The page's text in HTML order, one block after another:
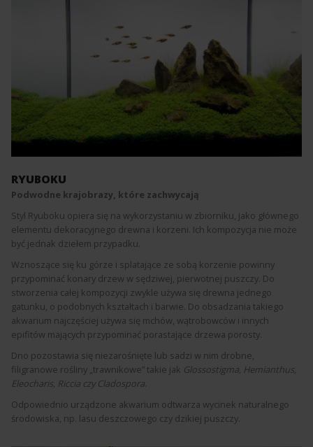
RYUBOKU
Podwodne krajobrazy, które zachwycają
Styl Ryuboku opiera się na wykorzystaniu w zbiorniku, jako głównego
elementu dekoracyjnego drewna i korzeni. Ich kompozycja nie może
być jednak dziełem przypadku.
Wznoszące się ku górze i splatające ze sobą korzenie powinny
przypominać konary drzew w sędziwej, pierwotnej puszczy. Do
stworzenia całej kompozycji zwykle używa się drewna jednego
gatunku, o podobnych kształtach i barwie. Do obsadzania takiego
akwarium najczęściej używa się mchów, wątrobowców i innych
epifitów mających przypominać porastające drzewa porosty.
Dno pozostawia się niezarośnięte lub sadzi w nim drobne,
filigranowe rośliny „trawnikowe” takie jak Glossostigma, Hemianthus,
Eleocharis, Riccia czy Cladospora.
Odpowiednio urządzone akwarium odtwarza wycinek naturalnego
środowiska, np. lasu deszczowego czy dzikiej puszczy.